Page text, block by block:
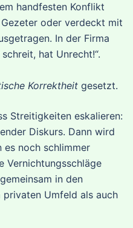
handfesten Konflikt
oder verdeckt mit
In der Firma
hat Unrecht!“.
Korrektheit gesetzt.
Streitigkeiten eskalieren:
Diskurs. Dann wird
es noch schlimmer
Vernichtungsschläge
in den
Umfeld als auch